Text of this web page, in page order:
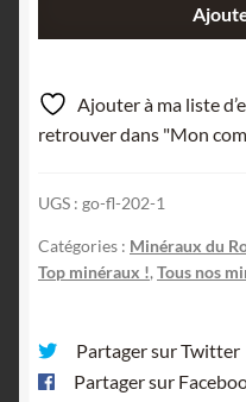
Boylestone
quarry,
Ecosse,
Uni.
Ajouter à ma liste
retrouver dans "Mon
UGS : go-fl-202-1
Catégories : Minéraux du
Top minéraux !, Tous nos
Partager sur Twitter
Partager sur